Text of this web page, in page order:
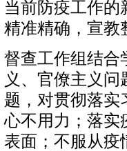
当前防疫工作
精准精确，宣教
督查工作组结合
义、官僚主义
题，对贯彻落实
心不用力；落实
表面；不服从疫